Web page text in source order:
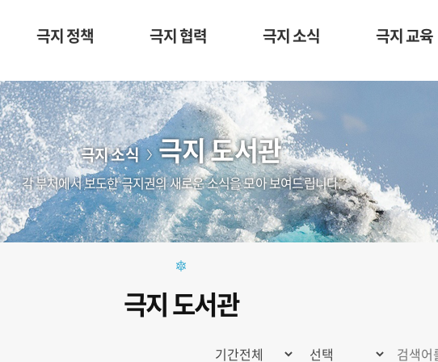
극지 정책 극지 협력 극지 소식 극지 교육
극지 소식 극지 도서관
각 부처에서 보도한 극지권의 새로운 소식을 모아 보여드립니다.
극지 도서관